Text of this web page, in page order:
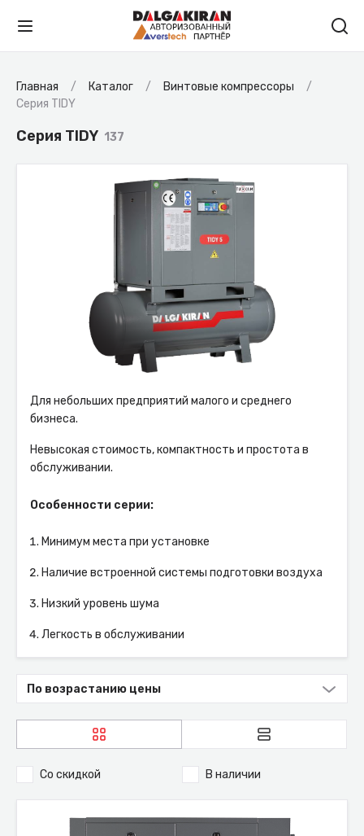
Главная Каталог
Винтовые компрессоры
Серия TIDY
Серия TIDY 137
Для небольших предприятий малого и среднего
бизнеса.
Невысокая стоимость, компактность и простота в
обслуживании.
Особенности серии:
Минимум места при установке
Наличие встроенной системы подготовки воздуха
Низкий уровень шума
Легкость в обслуживании
По возрастанию цены
Со скидкой В наличии